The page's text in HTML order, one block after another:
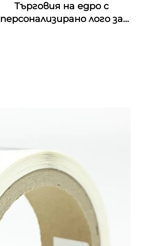
Търговия на едро с
персонализирано лого за